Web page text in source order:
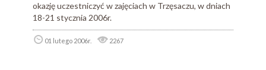
okazję uczestniczyć w zajęciach w Trzęsaczu, w dniach
18-21 stycznia 2006r.
01 lutego 2006r. 2267